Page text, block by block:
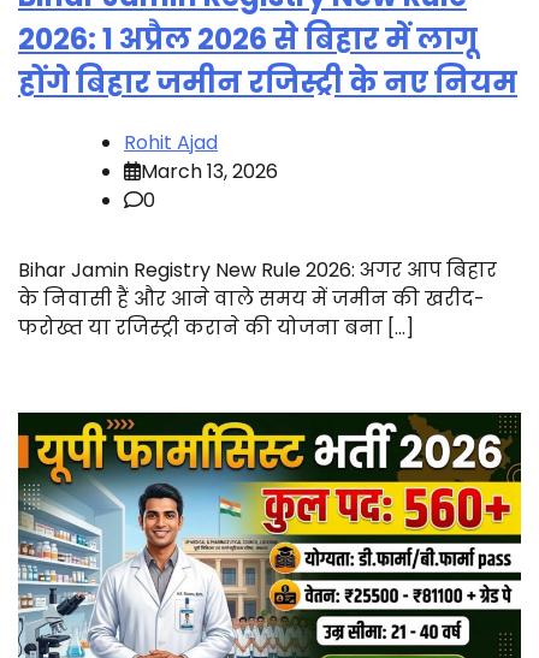
2026: 1 अप्रैल 2026 से बिहार में लागू
होंगे बिहार जमीन रजिस्ट्री के नए नियम
Rohit Ajad
March 13, 2026
0
Bihar Jamin Registry New Rule 2026: अगर आप बिहार
के निवासी हैं और आने वाले समय में जमीन की खरीद-
फरोख्त या रजिस्ट्री कराने की योजना बना […]